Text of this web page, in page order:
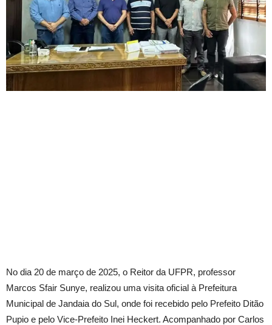
No dia 20 de março de 2025, o Reitor da UFPR, professor
Marcos Sfair Sunye, realizou uma visita oficial à Prefeitura
Municipal de Jandaia do Sul, onde foi recebido pelo Prefeito Ditão
Pupio e pelo Vice-Prefeito Inei Heckert. Acompanhado por Carlos